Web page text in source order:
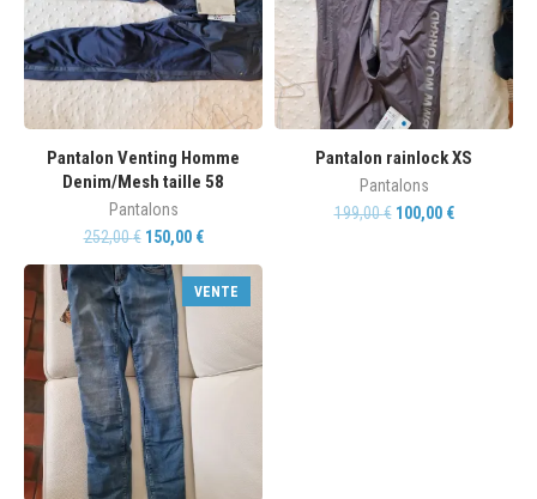
Pantalon Venting Homme
Denim/Mesh taille 58
Pantalons
252,00€ 150,00 €
Pantalon rainlock XS
Pantalons
199,00€ 100,00 €
VENTE